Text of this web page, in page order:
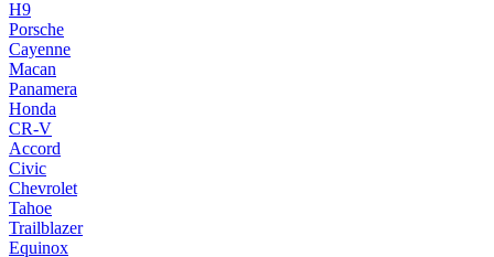
H9
Porsche
Cayenne
Macan
Panamera
Honda
CR-V
Accord
Civic
Chevrolet
Tahoe
Trailblazer
Equinox